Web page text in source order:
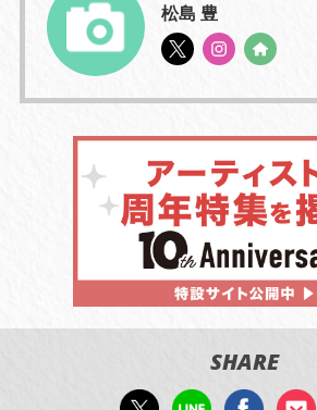
松島 豊
SHARE